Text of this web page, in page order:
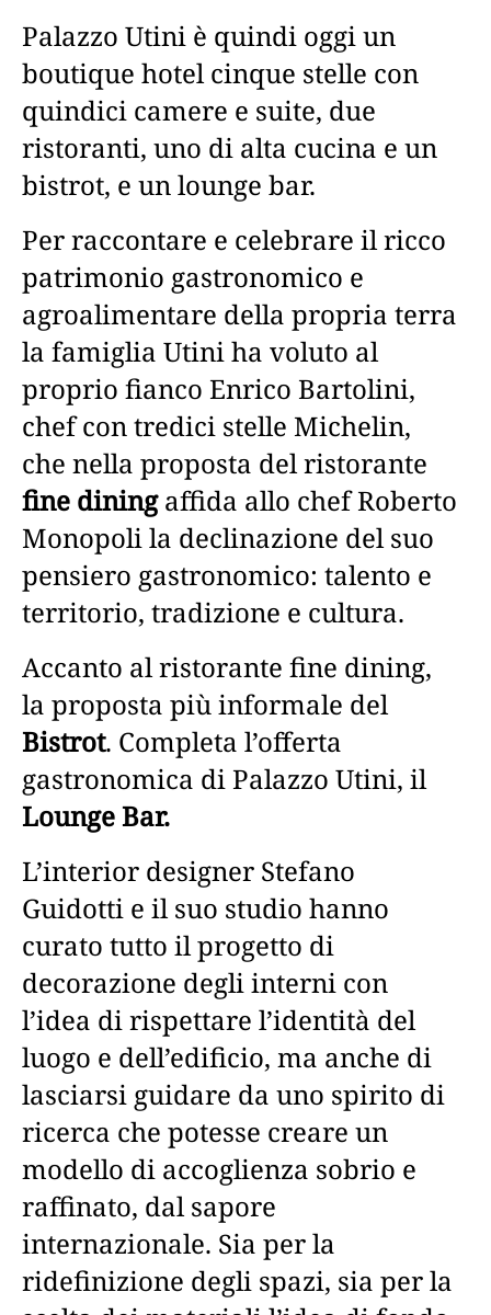
Palazzo Utini è quindi oggi un
boutique hotel cinque stelle con
quindici camere e suite, due
ristoranti, uno di alta cucina e un
bistrot, e un lounge bar.
Per raccontare e celebrare il ricco
patrimonio gastronomico e
agroalimentare della propria terra
la famiglia Utini ha voluto al
proprio fianco Enrico Bartolini,
chef con tredici stelle Michelin,
che nella proposta del ristorante
fine diningaffida allo chef Roberto
Monopoli la declinazione del suo
pensiero gastronomico: talento e
territorio, tradizione e cultura.
Accanto al ristorante fine dining,
la proposta più informale del
Bistrot. Completa l’offerta
gastronomica di Palazzo Utini, il
Lounge Bar.
L’interior designer Stefano
Guidotti e il suo studio hanno
curato tutto il progetto di
decorazione degli interni con
l’idea di rispettare l’identità del
luogo e dell’edificio, ma anche di
lasciarsi guidare da uno spirito di
ricerca che potesse creare un
modello di accoglienza sobrio e
raffinato, dal sapore
internazionale. Sia per la
ridefinizione degli spazi, sia per la